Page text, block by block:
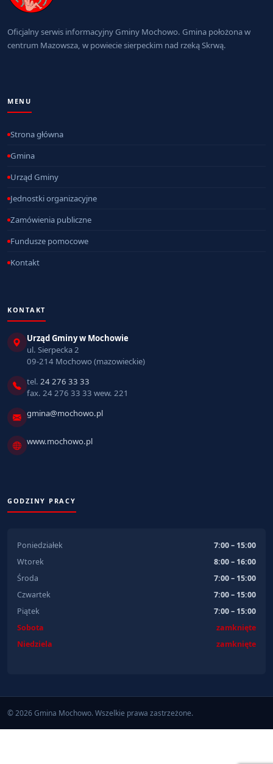
Oficjalny serwis informacyjny Gminy Mochowo. Gmina położona w
centrum Mazowsza, w powiecie sierpeckim nad rzeką Skrwą.
MENU
Strona główna
Gmina
Urząd Gminy
Jednostki organizacyjne
Zamówienia publiczne
Fundusze pomocowe
Kontakt
KONTAKT
Urząd Gminy w Mochowie
ul. Sierpecka 2
09-214 Mochowo (mazowieckie)
tel. 24 276 33 33
fax. 24 276 33 33 wew. 221
gmina@mochowo.pl
www.mochowo.pl
GODZINY PRACY
Poniedziałek
7:00 – 15:00
Wtorek
8:00 – 16:00
Środa
7:00 – 15:00
Czwartek
7:00 – 15:00
Piątek
7:00 – 15:00
Sobota
zamknięte
Niedziela
zamknięte
© 2026 Gmina Mochowo. Wszelkie prawa zastrzeżone.